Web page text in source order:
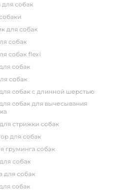
для собак
для собак
собак
собак flexi
собак
собак
для собак с длинной шерстью
стрижки собак
для собак
груминга собак
для собак
для собак
собак